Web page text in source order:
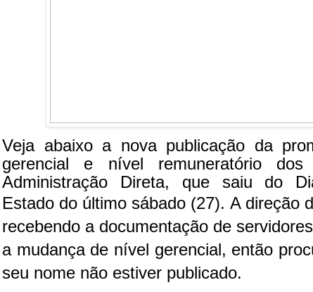
Veja abaixo a nova publicação da
gerencial e nível remuneratório dos
Administração Direta, que saiu do
Estado do último sábado (27). A direção
recebendo a documentação de
a mudança de nível gerencial, então
seu nome não estiver publicado.